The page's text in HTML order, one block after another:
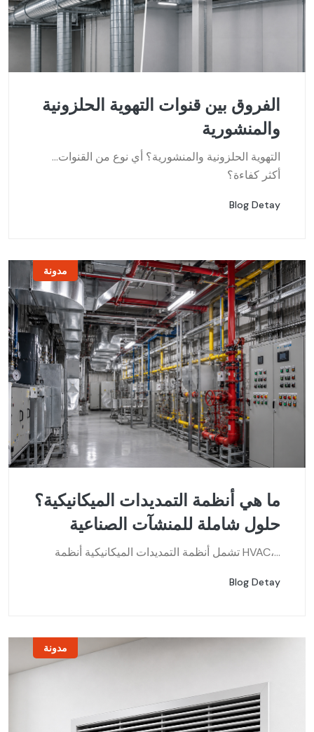
الفروق بين قنوات التهوية الحلزونية
والمنشورية
...التهوية الحلزونية والمنشورية؟ أي نوع من القنوات
أكثر كفاءة؟
Blog Detay
مدونة
ما هي أنظمة التمديدات الميكانيكية؟
حلول شاملة للمنشآت الصناعية
تشمل أنظمة التمديدات الميكانيكية أنظمة HVAC،...
Blog Detay
مدونة